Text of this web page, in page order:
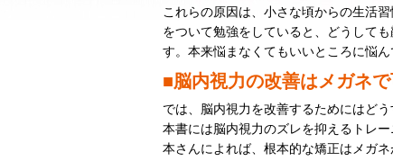
これらの原因は、小さな頃からの生活
をついて勉強をしていると、どうして
す。本来悩まなくてもいいところに悩
■脳内視力の改善はメガネ
では、脳内視力を改善するためにはどう
本書には脳内視力のズレを抑えるトレ
本さんによれば、根本的な矯正はメガ